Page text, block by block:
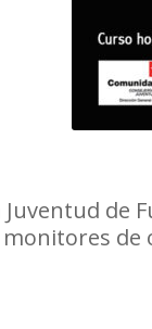
Juventud de
de